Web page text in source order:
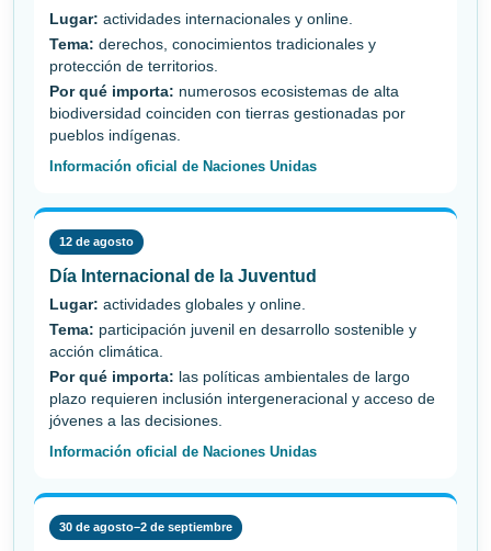
Lugar: actividades internacionales y online.
Tema: derechos, conocimientos tradicionales y
protección de territorios.
Por qué importa: numerosos ecosistemas de alta
biodiversidad coinciden con tierras gestionadas por
pueblos indígenas.
Información oficial de Naciones Unidas
12 de agosto
Día Internacional de la Juventud
Lugar: actividades globales y online.
Tema: participación juvenil en desarrollo sostenible y
acción climática.
Por qué importa: las políticas ambientales de largo
plazo requieren inclusión intergeneracional y acceso de
jóvenes a las decisiones.
Información oficial de Naciones Unidas
30 de agosto–2 de septiembre